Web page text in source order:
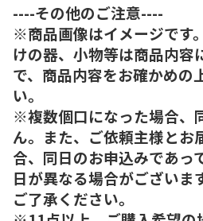
----その他のご注意----
※商品画像はイメージです
けの器、小物等は商品内容
で、商品内容をお確かめの
い。
※複数個口になった場合、
ん。また、ご依頼主様とお
合、同日のお申込みであっ
日が異なる場合がございま
ご了承ください。